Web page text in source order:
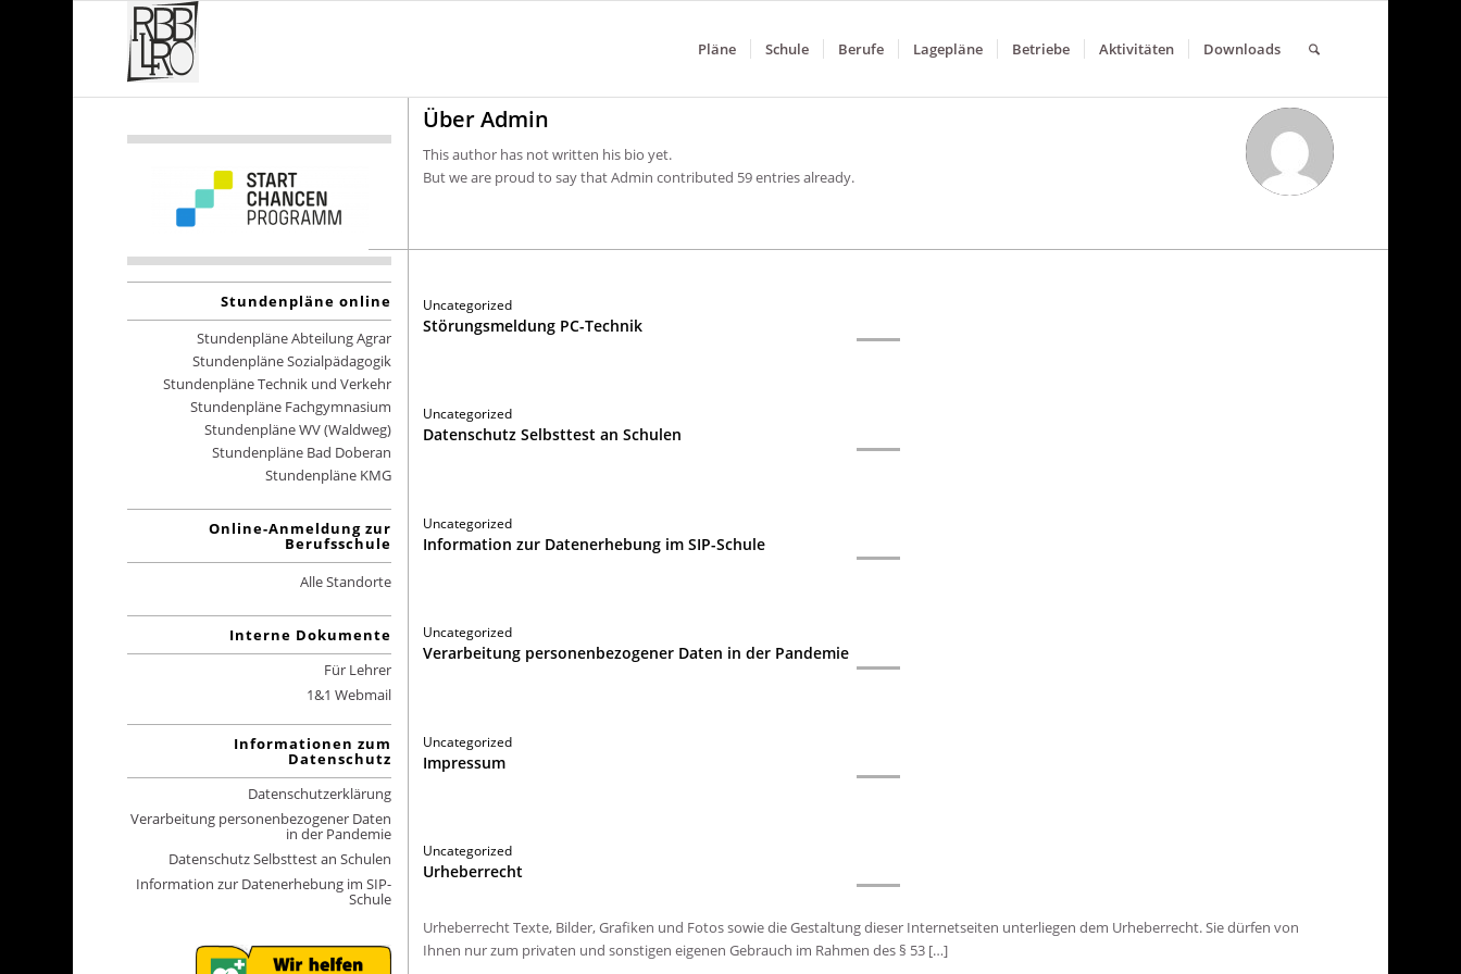
Pläne Schule Berufe Lagepläne Betriebe Aktivitäten Downloads
ÜberAdmin
This author has not written his bio yet.
But we are proud to say thatAdmin contributed 59 entries already.
Uncategorized
Störungsmeldung PC-Technik
Uncategorized
Datenschutz Selbsttest an Schulen
Uncategorized
Information zur Datenerhebung im SIP-Schule
Uncategorized
Verarbeitung personenbezogener Daten in der Pandemie
Uncategorized
Impressum
Uncategorized
Urheberrecht
Urheberrecht Texte, Bilder, Grafiken und Fotos sowie die Gestaltung dieser Internetseiten unterliegen dem Urheberrecht. Sie dürfen von
Ihnen nur zum privaten und sonstigen eigenen Gebrauch im Rahmen des § 53 […]
Stundenpläne online
Stundenpläne Abteilung Agrar
Stundenpläne Sozialpädagogik
Stundenpläne Technik und Verkehr
Stundenpläne Fachgymnasium
Stundenpläne WV (Waldweg)
Stundenpläne Bad Doberan
Stundenpläne KMG
Online-Anmeldung zur
Berufsschule
Alle Standorte
Interne Dokumente
Für Lehrer
1&1 Webmail
Informationen zum
Datenschutz
Datenschutzerklärung
Verarbeitung personenbezogener Daten
in der Pandemie
Datenschutz Selbsttest an Schulen
Information zur Datenerhebung im SIP-
Schule